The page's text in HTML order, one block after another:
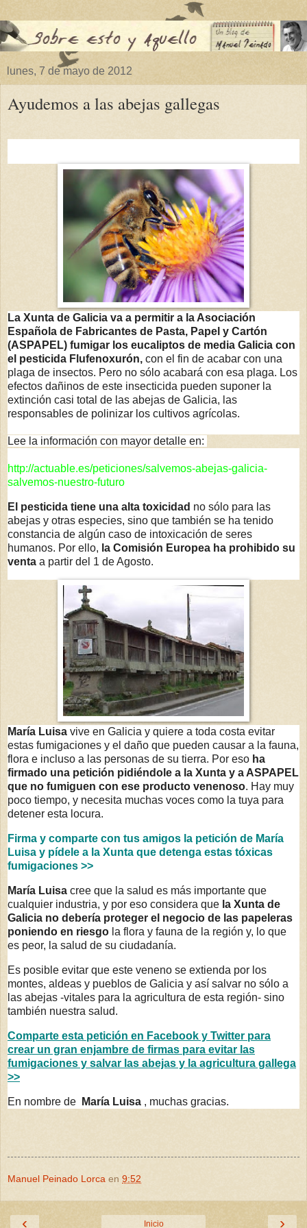
lunes, 7 de mayo de 2012
Ayudemos a las abejas gallegas
La Xunta de Galicia va a permitir a la Asociación
Española de Fabricantes de Pasta, Papel y Cartón
(ASPAPEL) fumigar los eucaliptos de media Galicia con
el pesticida Flufenoxurón, con el fin de acabar con una
plaga de insectos. Pero no sólo acabará con esa plaga. Los
efectos dañinos de este insecticida pueden suponer la
extinción casi total de las abejas de Galicia, las
responsables de polinizar los cultivos agrícolas.
Lee la información con mayor detalle en:
http://actuable.es/peticiones/salvemos-abejas-galicia-
salvemos-nuestro-futuro
El pesticida tiene una alta toxicidad no sólo para las
abejas y otras especies, sino que también se ha tenido
constancia de algún caso de intoxicación de seres
humanos. Por ello, la Comisión Europea ha prohibido su
venta a partir del 1 de Agosto.
María Luisa vive en Galicia y quiere a toda costa evitar
estas fumigaciones y el daño que pueden causar a la fauna,
flora e incluso a las personas de su tierra. Por eso ha
firmado una petición pidiéndole a la Xunta y a ASPAPEL
que no fumiguen con ese producto venenoso. Hay muy
poco tiempo, y necesita muchas voces como la tuya para
detener esta locura.
Firma y comparte con tus amigos la petición de María
Luisa y pídele a la Xunta que detenga estas tóxicas
fumigaciones >>
María Luisa cree que la salud es más importante que
cualquier industria, y por eso considera que la Xunta de
Galicia no debería proteger el negocio de las papeleras
poniendo en riesgo la flora y fauna de la región y, lo que
es peor, la salud de su ciudadanía.
Es posible evitar que este veneno se extienda por los
montes, aldeas y pueblos de Galicia y así salvar no sólo a
las abejas -vitales para la agricultura de esta región- sino
también nuestra salud.
Comparte esta petición en Facebook y Twitter para
crear un gran enjambre de firmas para evitar las
fumigaciones y salvar las abejas y la agricultura gallega
>>
En nombre de María Luisa , muchas gracias.
Manuel Peinado Lorca en 9:52
‹ ›
Inicio